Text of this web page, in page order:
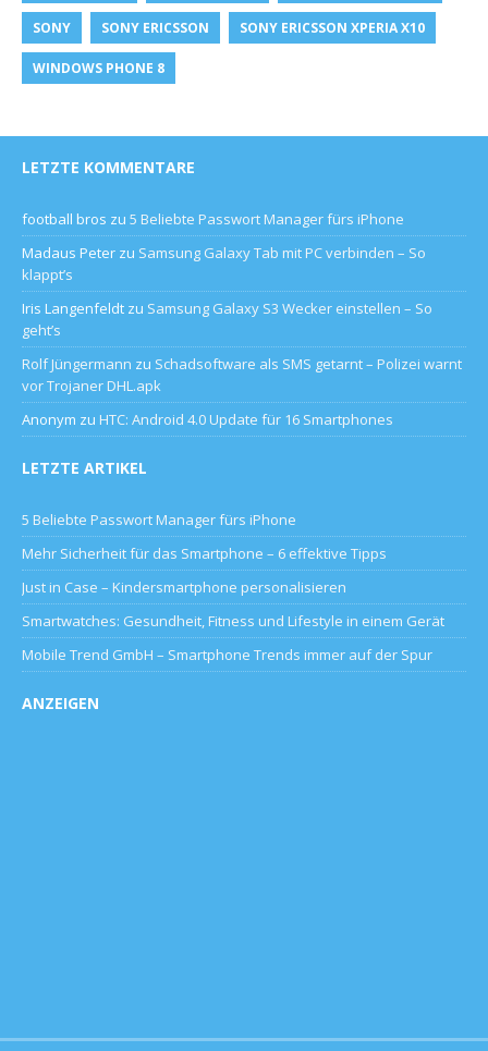
SONY SONY ERICSSON SONY ERICSSON XPERIA X10
WINDOWS PHONE 8
LETZTE KOMMENTARE
football bros zu 5 Beliebte Passwort Manager fürs iPhone
Madaus Peter zu Samsung Galaxy Tab mit PC verbinden – So
klappt’s
Iris Langenfeldt zu Samsung Galaxy S3 Wecker einstellen – So
geht’s
Rolf Jüngermann zu Schadsoftware als SMS getarnt – Polizei warnt
vor Trojaner DHL.apk
Anonym zu HTC: Android 4.0 Update für 16 Smartphones
LETZTE ARTIKEL
5 Beliebte Passwort Manager fürs iPhone
Mehr Sicherheit für das Smartphone – 6 effektive Tipps
Just in Case – Kindersmartphone personalisieren
Smartwatches: Gesundheit, Fitness und Lifestyle in einem Gerät
Mobile Trend GmbH – Smartphone Trends immer auf der Spur
ANZEIGEN